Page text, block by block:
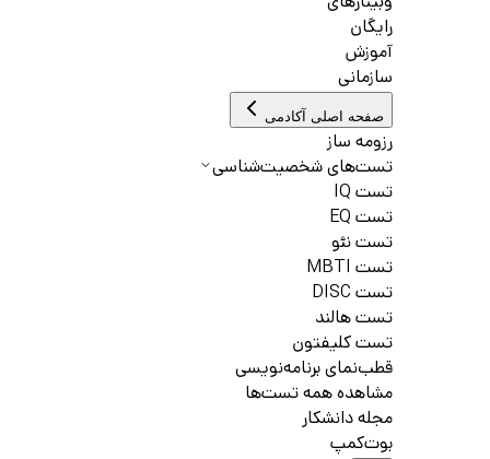
رایگان
آموزش
سازمانی
صفحه اصلی آکادمی
رزومه ساز
تست‌های شخصیت‌شناسی
تست IQ
تست EQ
تست نئو
تست MBTI
تست DISC
تست هالند
تست کلیفتون
قطب‌نمای برنامه‌نویسی
مشاهده همه تست‌ها
مجله دانشکار
بوت‌کمپ